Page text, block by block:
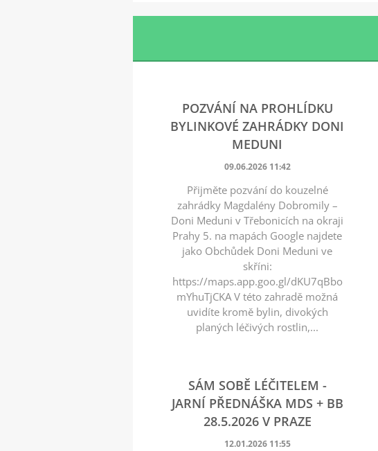
POZVÁNÍ NA PROHLÍDKU
BYLINKOVÉ ZAHRÁDKY DONI
MEDUNI
09.06.2026 11:42
Přijměte pozvání do kouzelné
zahrádky Magdalény Dobromily –
Doni Meduni v Třebonicích na okraji
Prahy 5. na mapách Google najdete
jako Obchůdek Doni Meduni ve
skříni:
https://maps.app.goo.gl/dKU7qBbo
mYhuTjCKA V této zahradě možná
uvidíte kromě bylin, divokých
planých léčivých rostlin,...
SÁM SOBĚ LÉČITELEM -
JARNÍ PŘEDNÁŠKA MDS + BB
28.5.2026 V PRAZE
12.01.2026 11:55